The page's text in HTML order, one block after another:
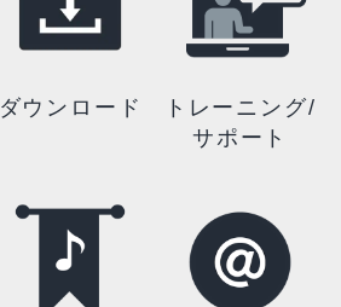
ダウンロード
トレーニング/
サポート